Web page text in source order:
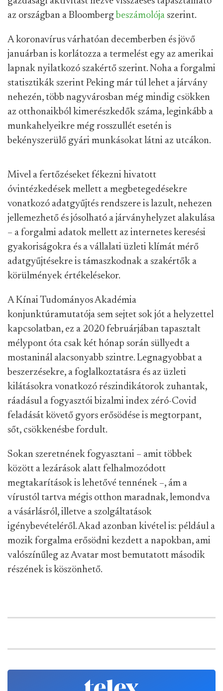
az országban a Bloomberg beszámolója szerint.
A koronavírus várhatóan decemberben és jövő
januárban is korlátozza a termelést egy az amerikai
lapnak nyilatkozó szakértő szerint. Noha a forgalmi
statisztikák szerint Peking már túl lehet a járvány
nehezén, több nagyvárosban még mindig csökken
az otthonaikból kimerészkedők száma, leginkább a
munkahelyeikre még rosszullét esetén is
bekényszerülő gyári munkásokat látni az utcákon.
Mivel a fertőzéseket fékezni hivatott
óvintézkedések mellett a megbetegedésekre
vonatkozó adatgyűjtés rendszere is lazult, nehezen
jellemezhető és jósolható a járványhelyzet alakulása
– a forgalmi adatok mellett az internetes keresési
gyakoriságokra és a vállalati üzleti klímát mérő
adatgyűjtésekre is támaszkodnak a szakértők a
körülmények értékelésekor.
A Kínai Tudományos Akadémia
konjunktúramutatója sem sejtet sok jót a helyzettel
kapcsolatban, ez a 2020 februárjában tapasztalt
mélypont óta csak két hónap során süllyedt a
mostaninál alacsonyabb szintre. Legnagyobbat a
beszerzésekre, a foglalkoztatásra és az üzleti
kilátásokra vonatkozó részindikátorok zuhantak,
ráadásul a fogyasztói bizalmi index zéró-Covid
feladását követő gyors erősödése is megtorpant,
sőt, csökkenésbe fordult.
Sokan szeretnének fogyasztani – amit többek
között a lezárások alatt felhalmozódott
megtakarítások is lehetővé tennének –, ám a
vírustól tartva mégis otthon maradnak, lemondva
a vásárlásról, illetve a szolgáltatások
igénybevételéről. Akad azonban kivétel is: például a
mozik forgalma erősödni kezdett a napokban, ami
valószínűleg az Avatar most bemutatott második
részének is köszönhető.